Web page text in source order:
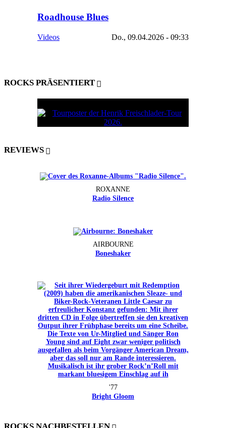
Roadhouse Blues
Videos Do., 09.04.2026 - 09:33
ROCKS PRÄSENTIERT
REVIEWS
ROXANNE
Radio Silence
AIRBOURNE
Boneshaker
'77
Bright Gloom